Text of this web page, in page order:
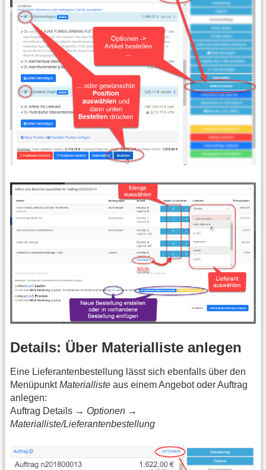
Details: Über Materialliste anlegen
Eine Lieferantenbestellung lässt sich ebenfalls über den
MenüpunktMaterialliste aus einem Angebot oder Auftrag
anlegen:
Auftrag Details → Optionen →
Materialliste/Lieferantenbestellung